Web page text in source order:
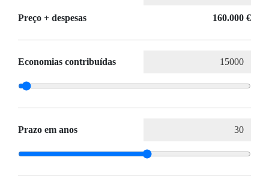
Preço + despesas 160.000 €
Economias contribuídas
Prazo em anos